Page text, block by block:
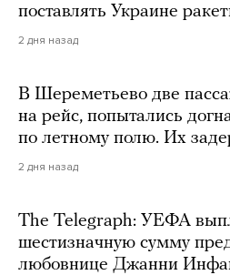
поставлять Украине
2 дня назад
В Шереметьево две
на рейс, попытались
по летному полю. Их
2 дня назад
The Telegraph: УЕФА
шестизначную сумму
любовнице Джанни